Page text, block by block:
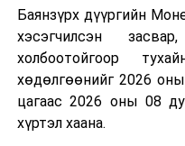
болон дулааны эрчим
болдог. Зарим
үлдэх үнснээс фосфор
авах боломжтой аж.
Япон, Герман,
зэрэг улс лаг хатаах,
Баянзүрх дүүргийн
хэсэгчилсэн
холбоотойгоор
хөдөлгөөнийг 2026
цагаас 2026 оны 08
хүртэл хаана.